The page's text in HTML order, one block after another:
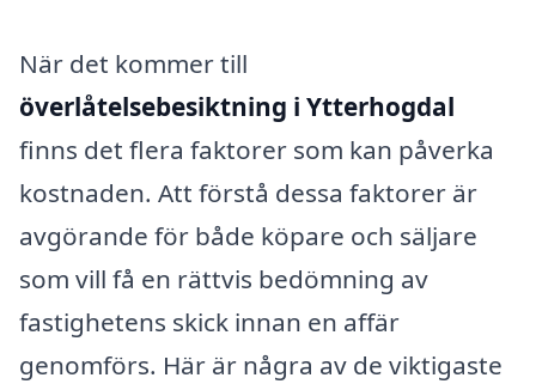
När det kommer till
överlåtelsebesiktning i Ytterhogdal
finns det flera faktorer som kan påverka
kostnaden. Att förstå dessa faktorer är
avgörande för både köpare och säljare
som vill få en rättvis bedömning av
fastighetens skick innan en affär
genomförs. Här är några av de viktigaste